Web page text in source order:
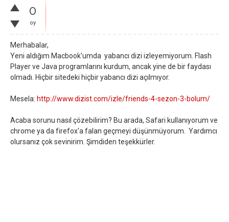
0
oy
Merhabalar,
Yeni aldığım Macbook'umda yabancı dizi izleyemiyorum. Flash
Player ve Java programlarını kurdum, ancak yine de bir faydası
olmadı. Hiçbir sitedeki hiçbir yabancı dizi açılmıyor.
Mesela: http://www.dizist.com/izle/friends-4-sezon-3-bolum/
Acaba sorunu nasıl çözebilirim? Bu arada, Safari kullanıyorum ve
chrome ya da firefox'a falan geçmeyi düşünmüyorum. Yardımcı
olursanız çok sevinirim. Şimdiden teşekkürler.